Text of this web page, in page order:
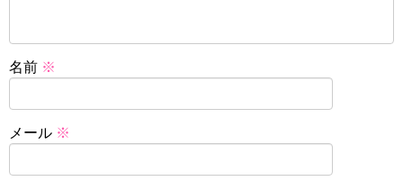
名前 ※
メール ※